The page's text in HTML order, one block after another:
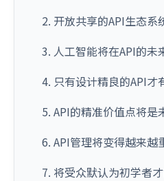
2. 开放共享的API生态系
3. 人工智能将在API的未
4. 只有设计精良的API才
5. API的精准价值点将是
6. API管理将变得越来越
7. 将受众默认为初学者